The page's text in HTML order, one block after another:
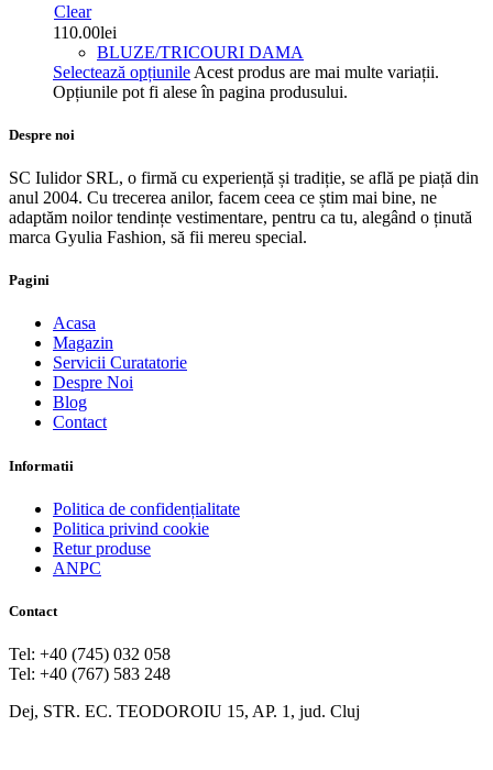
Clear
110.00lei
BLUZE/TRICOURI DAMA
Selectează opțiunile Acest produs are mai multe variații.
Opțiunile pot fi alese în pagina produsului.
Despre noi
SC Iulidor SRL, o firmă cu experiență și tradiție, se află pe piață din
anul 2004. Cu trecerea anilor, facem ceea ce știm mai bine, ne
adaptăm noilor tendințe vestimentare, pentru ca tu, alegând o ținută
marca Gyulia Fashion, să fii mereu special.
Pagini
Acasa
Magazin
Servicii Curatatorie
Despre Noi
Blog
Contact
Informatii
Politica de confidențialitate
Politica privind cookie
Retur produse
ANPC
Contact
Tel: +40 (745) 032 058
Tel: +40 (767) 583 248
Dej, STR. EC. TEODOROIU 15, AP. 1, jud. Cluj